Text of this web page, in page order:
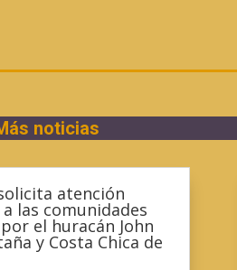
noticias
atención
las comunidades
el huracán John
y Costa Chica de